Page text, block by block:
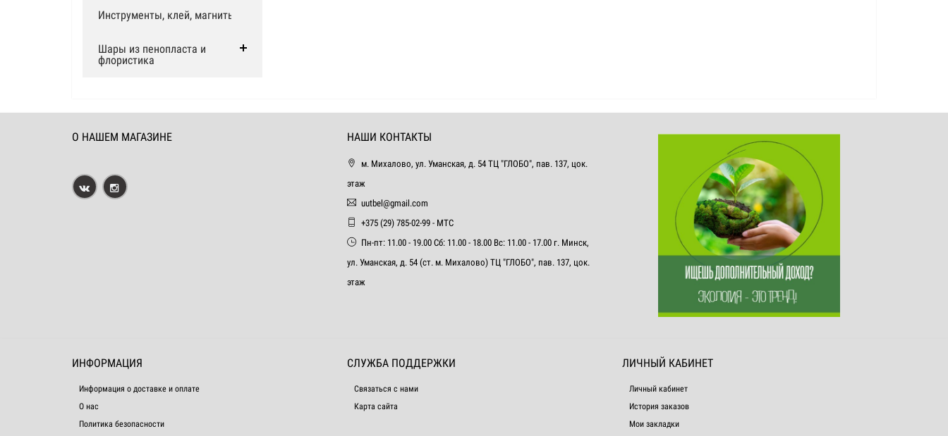
Инструменты, клей, магниты
Шары из пенопласта и
флористика
О НАШЕМ МАГАЗИНЕ НАШИ КОНТАКТЫ
м. Михалово, ул. Уманская, д. 54 ТЦ "ГЛОБО", пав. 137, цок.
этаж
uutbel@gmail.com
+375 (29) 785-02-99 - МТС
Пн-пт: 11.00 - 19.00 Сб: 11.00 - 18.00 Вс: 11.00 - 17.00 г. Минск,
ул. Уманская, д. 54 (ст. м. Михалово) ТЦ "ГЛОБО", пав. 137, цок.
этаж
ИНФОРМАЦИЯ
Информация о доставке и оплате
О нас
Политика безопасности
СЛУЖБА ПОДДЕРЖКИ
Связаться с нами
Карта сайта
ЛИЧНЫЙ КАБИНЕТ
Личный кабинет
История заказов
Мои закладки